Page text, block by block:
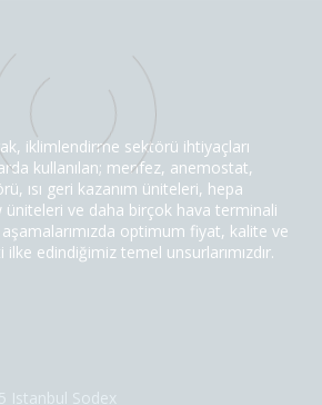
iklimlendirme sektörü ihtiyaçları
kullanılan; menfez, anemostat,
ısı geri kazanım üniteleri, hepa
üniteleri ve daha birçok hava terminali
optimum fiyat, kalite ve
edindiğimiz temel unsurlarımızdır.
Istanbul Sodex